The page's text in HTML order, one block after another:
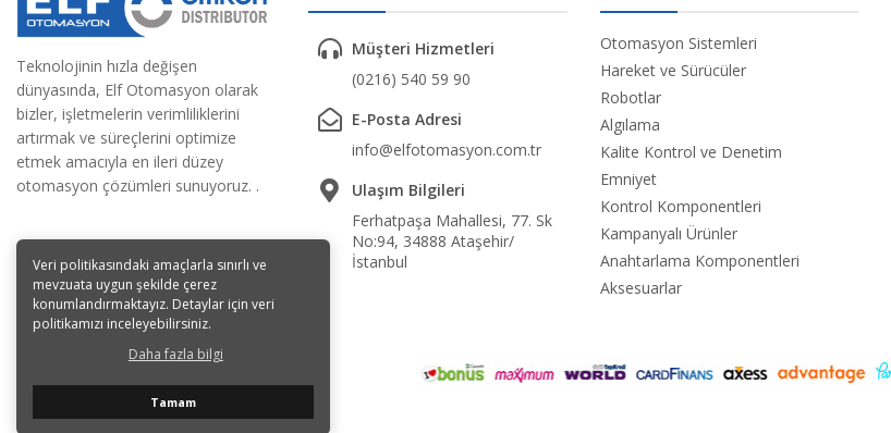
Veri politikasındaki amaçlarla sınırlı ve
mevzuata uygun şekilde çerez
konumlandırmaktayız. Detaylar için veri
politikamızı inceleyebilirsiniz.
Daha fazla bilgi
Tamam
Teknolojinin hızla değişen
dünyasında, Elf Otomasyon olarak
bizler, işletmelerin verimliliklerini
artırmak ve süreçlerini optimize
etmek amacıyla en ileri düzey
otomasyon çözümleri sunuyoruz. .
Müşteri Hizmetleri
(0216) 540 59 90
E-Posta Adresi
info@elfotomasyon.com.tr
Ulaşım Bilgileri
Ferhatpaşa Mahallesi, 77. Sk
No:94, 34888 Ataşehir/
İstanbul
Otomasyon Sistemleri
Hareket ve Sürücüler
Robotlar
Algılama
Kalite Kontrol ve Denetim
Emniyet
Kontrol Komponentleri
Kampanyalı Ürünler
Anahtarlama Komponentleri
Aksesuarlar